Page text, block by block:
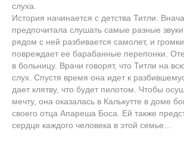
слуха.
История начинается с детства Титли.
предпочитала слушать самые разные
рядом с ней разбивается самолет, и
повреждает ее барабанные перепонки.
в больницу. Врачи говорят, что Титли на
слух. Спустя время она идет к
дает клятву, что будет пилотом. Чтобы
мечту, она оказалась в Калькутте в доме
своего отца Апареша Боса. Ей также
сердце каждого человека в этой семье…